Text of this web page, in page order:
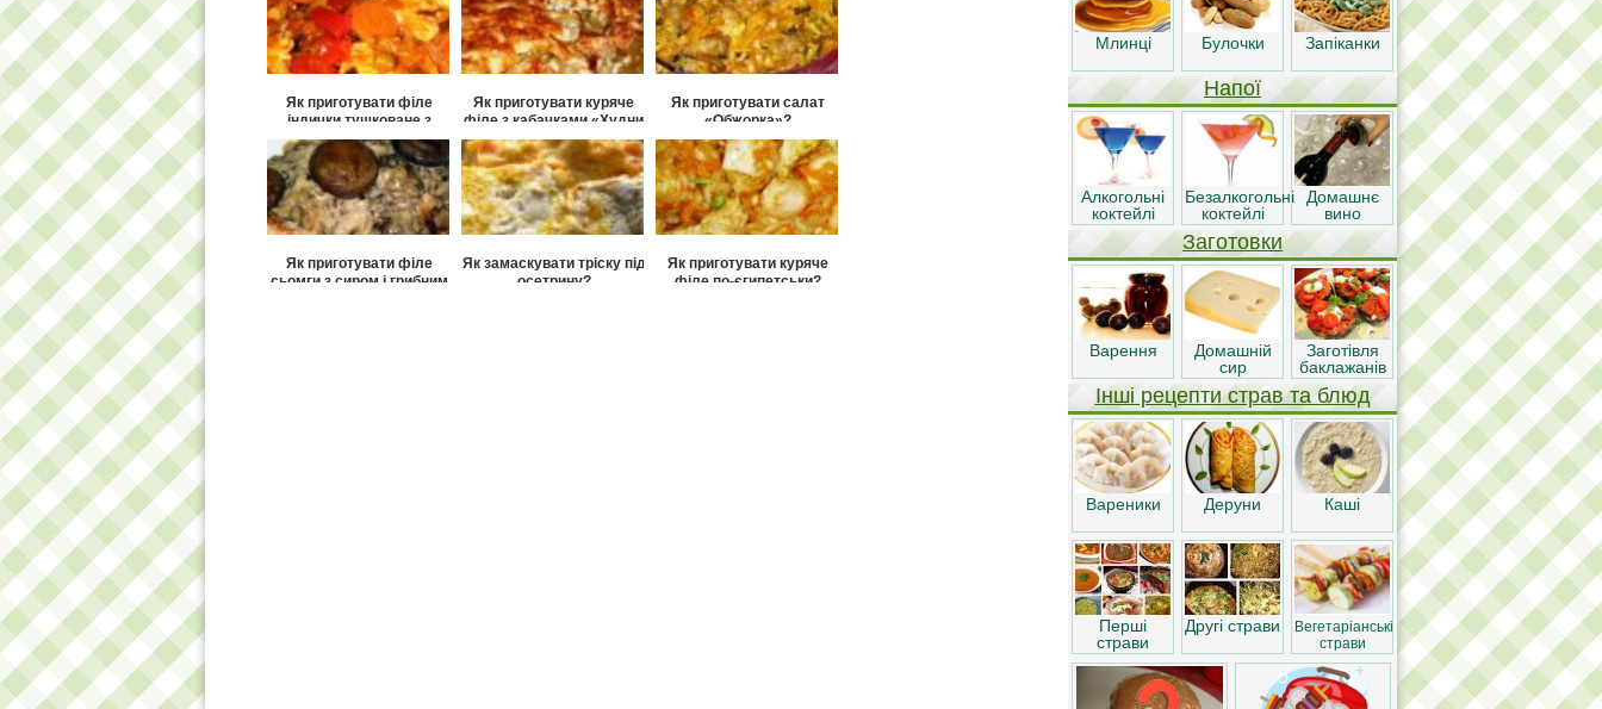
Як приготувати філе
індички тушковане з
овочами і оливками?
Як приготувати куряче
філе з кабачками «Худни
легко»?
Як приготувати салат
«Обжорка»?
Як приготувати філе
сьомги з сиром і грибним
Як замаскувати тріску під
осетрину?
Як приготувати куряче
філе по-єгипетськи?
Млинці Булочки Запіканки
Напої
Алкогольні
коктейлі
Безалкогольні
коктейлі
Домашнє
вино
Заготовки
Варення
Домашній
сир
Заготівля
баклажанів
Інші рецепти страв та блюд
Вареники Деруни Каші
Перші
страви
Другі страви
Вегетаріанські
страви